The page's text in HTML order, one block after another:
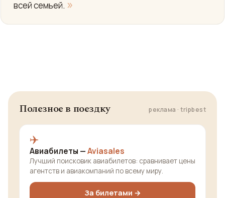
всей семьей. »
Полезное в поездку реклама · tripbest
✈️
Авиабилеты —Aviasales
Лучший поисковик авиабилетов: сравнивает цены
агентств и авиакомпаний по всему миру.
За билетами →